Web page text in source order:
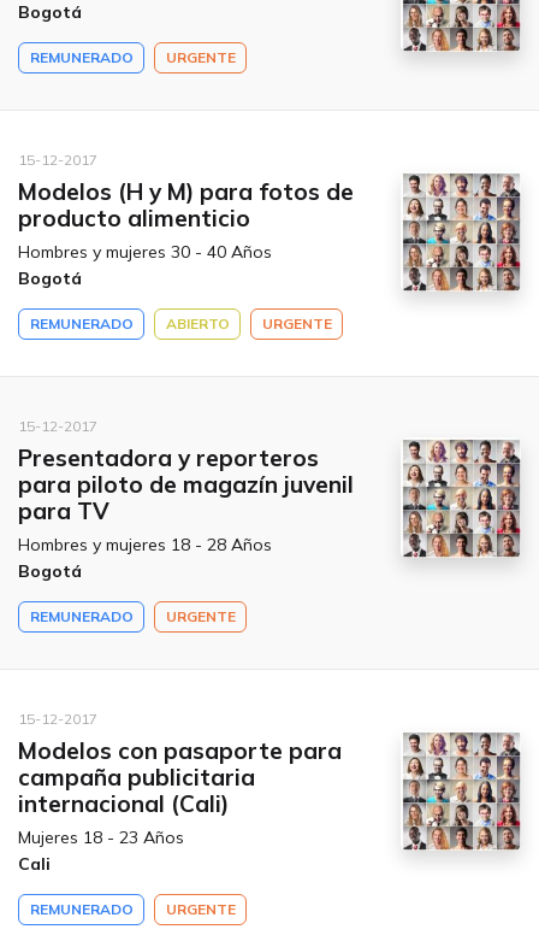
Bogotá
REMUNERADO URGENTE
15-12-2017
Modelos (H y M) para fotos de
producto alimenticio
Hombres y mujeres 30 - 40 Años
Bogotá
REMUNERADO ABIERTO URGENTE
15-12-2017
Presentadora y reporteros
para piloto de magazín juvenil
para TV
Hombres y mujeres 18 - 28 Años
Bogotá
REMUNERADO URGENTE
15-12-2017
Modelos con pasaporte para
campaña publicitaria
internacional (Cali)
Mujeres 18 - 23 Años
Cali
REMUNERADO URGENTE